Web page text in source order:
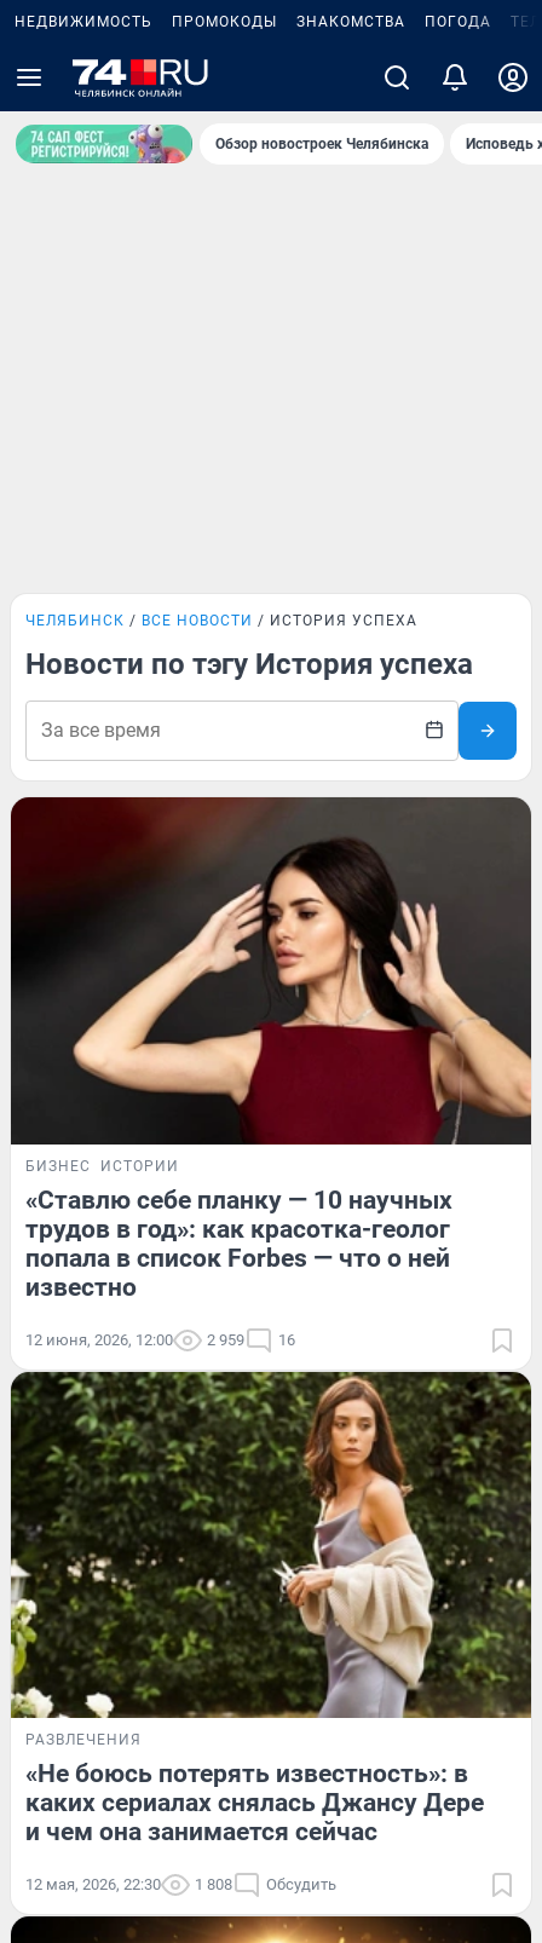
НЕДВИЖИМОСТЬ ПРОМОКОДЫ ЗНАКОМСТВА ПОГОДА
Обзор новостроек Челябинска Исповедь
ЧЕЛЯБИНСК ВСЕ НОВОСТИ ИСТОРИЯ УСПЕХА
Новости по тэгу История успеха
БИЗНЕС ИСТОРИИ
«Ставлю себе планку — 10 научных
трудов в год»: как красотка-геолог
попала в список Forbes — что о ней
известно
12 июня, 2026, 12:00 2 959 16
РАЗВЛЕЧЕНИЯ
«Не боюсь потерять известность»: в
каких сериалах снялась Джансу Дере
и чем она занимается сейчас
12 мая, 2026, 22:30 1 808 Обсудить